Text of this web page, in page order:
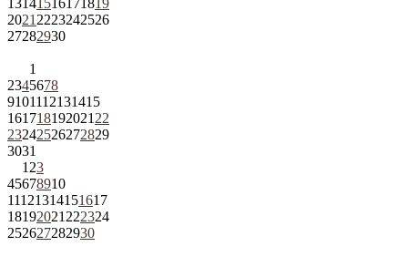
13141516171819
2021 2223242526
27282930
1
2345678
9101112131415
161718192021 22
23242526272829
3031
1 23
45678910
11121314151617
18192021 222324
252627282930